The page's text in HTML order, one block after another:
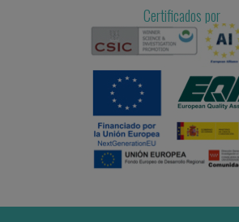
Certificados por